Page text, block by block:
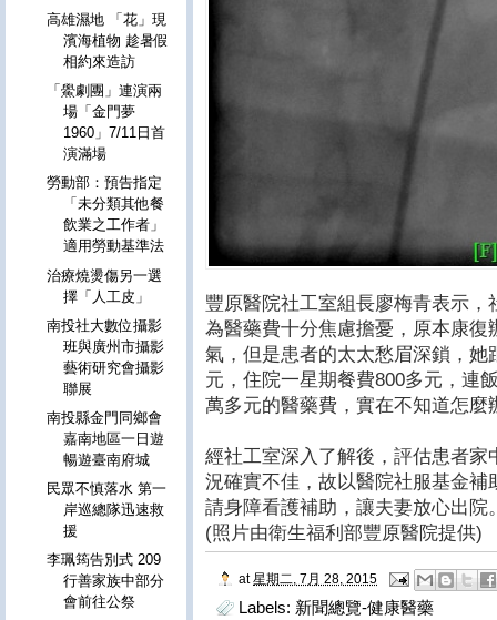
豐原醫院社工室組長廖梅青表示
為醫藥費十分焦慮擔憂，原本康
氣，但是患者的太太愁眉深鎖，
元，住院一星期餐費800多元，連
萬多元的醫藥費，實在不知道怎麼
經社工室深入了解後，評估患者
況確實不佳，故以醫院社服基金
請身障看護補助，讓夫妻放心出院
(照片由衛生福利部豐原醫院提供)
at 星期二, 7月 28, 2015
Labels: 新聞總覽-健康醫藥
高雄濕地 「花」現
濱海植物 趁暑假
相約來造訪
「鱟劇團」連演兩
場「金門夢
1960」7/11日首
演滿場
勞動部：預告指定
「未分類其他餐
飲業之工作者」
適用勞動基準法
治療燒燙傷另一選
擇「人工皮」
南投社大數位攝影
班與廣州市攝影
藝術研究會攝影
聯展
南投縣金門同鄉會
嘉南地區一日遊
暢遊臺南府城
民眾不慎落水 第一
岸巡總隊迅速救
援
李珮筠告別式 209
行善家族中部分
會前往公祭